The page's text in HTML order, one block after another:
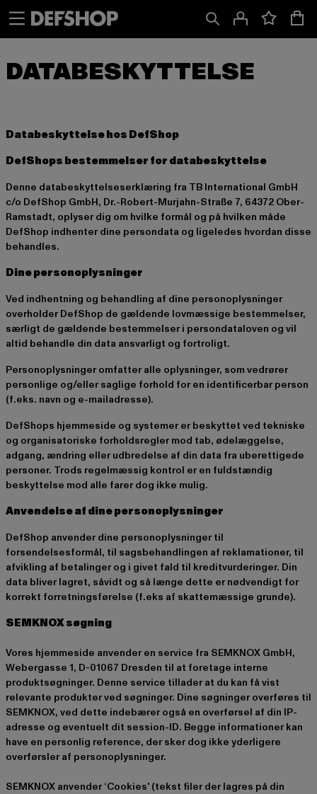
Databeskyttelse hos DefShop
DefShops bestemmelser for databeskyttelse
Denne databeskyttelseserklæring fra TB International GmbH
c/o DefShop GmbH, Dr.-Robert-Murjahn-Straße 7, 64372 Ober-
Ramstadt, oplyser dig om hvilke formål og på hvilken måde
DefShop indhenter dine persondata og ligeledes hvordan disse
behandles.
Dine personoplysninger
Ved indhentning og behandling af dine personoplysninger
overholder DefShop de gældende lovmæssige bestemmelser,
særligt de gældende bestemmelser i persondataloven og vil
altid behandle din data ansvarligt og fortroligt.
Personoplysninger omfatter alle oplysninger, som vedrører
personlige og/eller saglige forhold for en identificerbar person
(f.eks. navn og e-mailadresse).
DefShops hjemmeside og systemer er beskyttet ved tekniske
og organisatoriske forholdsregler mod tab, ødelæggelse,
adgang, ændring eller udbredelse af din data fra uberettigede
personer. Trods regelmæssig kontrol er en fuldstændig
beskyttelse mod alle farer dog ikke mulig.
Anvendelse af dine personoplysninger
DefShop anvender dine personoplysninger til
forsendelsesformål, til sagsbehandlingen af reklamationer, til
afvikling af betalinger og i givet fald til kreditvurderinger. Din
data bliver lagret, såvidt og så længe dette er nødvendigt for
korrekt forretningsførelse (f.eks af skattemæssige grunde).
SEMKNOX søgning
Vores hjemmeside anvender en service fra SEMKNOX GmbH,
Webergasse 1, D-01067 Dresden til at foretage interne
produktsøgninger. Denne service tillader at du kan få vist
relevante produkter ved søgninger. Dine søgninger overføres til
SEMKNOX, ved dette indebærer også en overførsel af din IP-
adresse og eventuelt dit session-ID. Begge informationer kan
have en personlig reference, der sker dog ikke yderligere
overførsler af personoplysninger.
SEMKNOX anvender ‘Cookies' (tekst filer der lagres på din